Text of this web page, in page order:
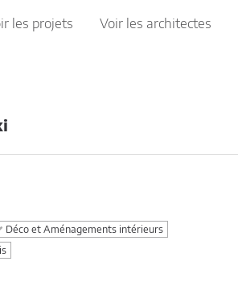
les projets Voir les architectes
Déco et Aménagements intérieurs